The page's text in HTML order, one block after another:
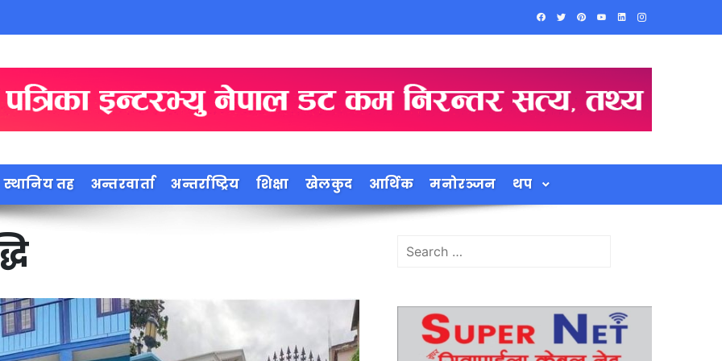
स्थानिय तह अन्तरवार्ता अन्तर्राष्ट्रिय शिक्षा खेलकुद आर्थिक मनोरञ्जन थप
Search